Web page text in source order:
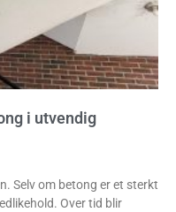
i utvendig
Selv om betong er et sterkt
Over tid blir